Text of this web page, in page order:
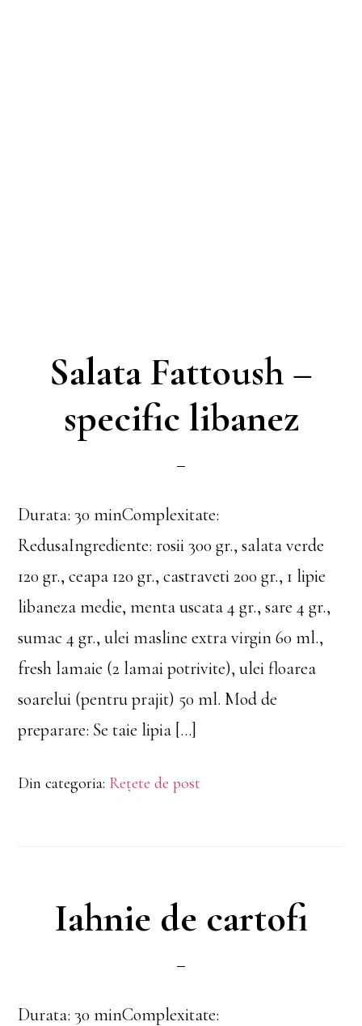
Salata Fattoush –
specific libanez
Durata: 30 minComplexitate:
RedusaIngrediente: rosii 300 gr., salata verde
120 gr., ceapa 120 gr., castraveti 200 gr., 1 lipie
libaneza medie, menta uscata 4 gr., sare 4 gr.,
sumac 4 gr., ulei masline extra virgin 60 ml.,
fresh lamaie (2 lamai potrivite), ulei floarea
soarelui (pentru prajit) 50 ml. Mod de
preparare: Se taie lipia […]
Din categoria: Rețete de post
Iahnie de cartofi
Durata: 30 minComplexitate: